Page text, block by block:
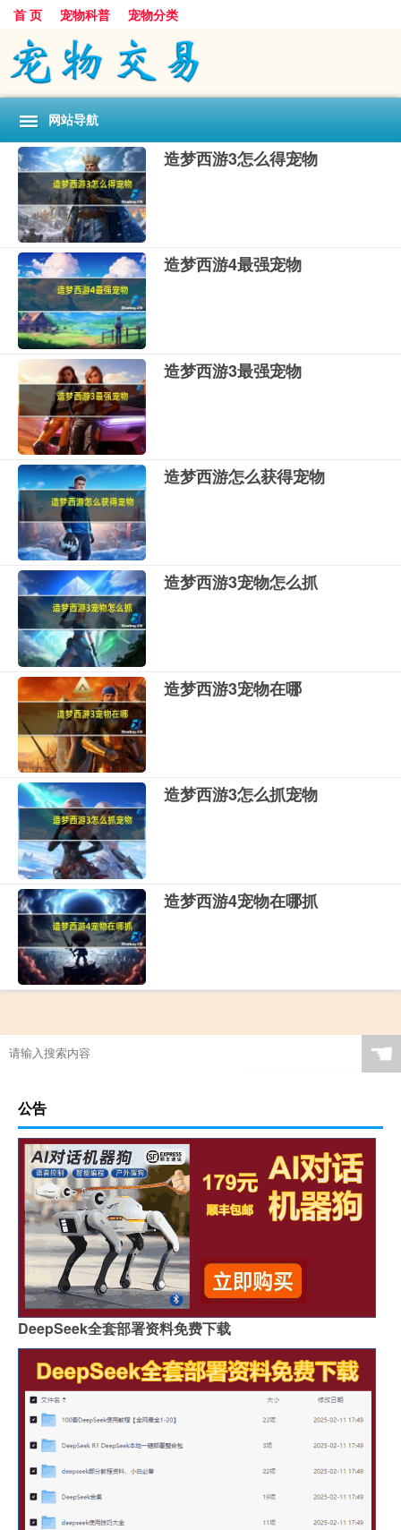
首 页 宠物科普 宠物分类
网站导航
造梦西游3怎么得宠物
造梦西游4最强宠物
造梦西游3最强宠物
造梦西游怎么获得宠物
造梦西游3宠物怎么抓
造梦西游3宠物在哪
造梦西游3怎么抓宠物
造梦西游4宠物在哪抓
☚
公告
DeepSeek全套部署资料免费下载